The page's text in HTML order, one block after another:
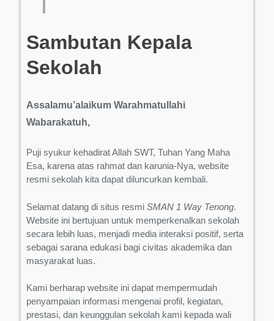
Sambutan Kepala
Sekolah
Assalamu’alaikum Warahmatullahi
Wabarakatuh,
Puji syukur kehadirat Allah SWT, Tuhan Yang Maha
Esa, karena atas rahmat dan karunia-Nya, website
resmi sekolah kita dapat diluncurkan kembali.
Selamat datang di situs resmiSMAN 1 Way Tenong.
Website ini bertujuan untuk memperkenalkan sekolah
secara lebih luas, menjadi media interaksi positif, serta
sebagai sarana edukasi bagi civitas akademika dan
masyarakat luas.
Kami berharap website ini dapat mempermudah
penyampaian informasi mengenai profil, kegiatan,
prestasi, dan keunggulan sekolah kami kepada wali